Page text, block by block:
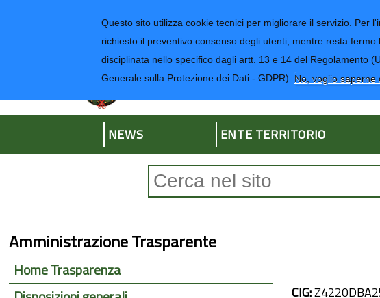
Questo sito utilizza cookie tecnici per migliorare il servizio. Per
richiesto il preventivo consenso degli utenti, mentre resta
disciplinata nello specifico dagli artt. 13 e 14 del Regolamento
Generale sulla Protezione dei Dati - GDPR). No, voglio saperne
Regione Liguria
Provincia di Imperia
NEWS ENTE TERRITORIO
CIG:
Amministrazione Trasparente
Home Trasparenza